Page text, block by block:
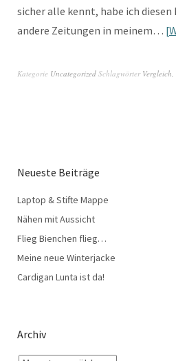
sicher alle kennt, habe ich diesen
andere Zeitungen in meinem…
Kategorie Uncategorized Schlagwörter Vergleich,
Neueste Beiträge
Laptop & Stifte Mappe
Nähen mit Aussicht
Flieg Bienchen flieg…
Meine neue Winterjacke
Cardigan Lunta ist da!
Archiv